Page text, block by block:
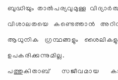
ബുദ്ധിയും താല്‍പര്യവുമുള്ള
വിശാലതയെ കണ്ടെത്താന്‍
ആധുനിക ഗ്രന്ഥങ്ങളും
ഉപകരിക്കുന്നുമില്ല.
പത്തുകിതാബ് സജീവമായ